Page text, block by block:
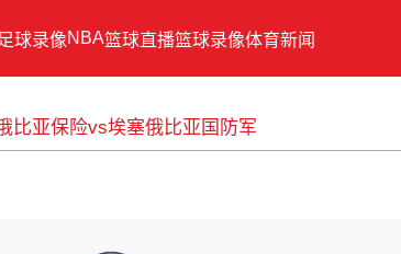
足球录像NBA篮球直播篮球录像体育新闻
比亚保险vs埃塞俄比亚国防军